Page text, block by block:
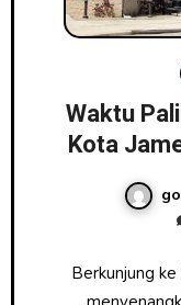
Waktu
Kota
Berkunjung ke tempat wisata menjadi hal yang